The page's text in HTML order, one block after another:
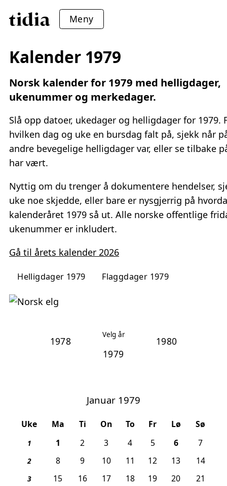
Meny
Kalender 1979
Norsk kalender for 1979 med helligdager,
ukenummer og merkedager.
Slå opp datoer, ukedager og helligdager for 1979.
hvilken dag og uke en bursdag falt på, sjekk når
andre bevegelige helligdager var, eller se tilbake
har vært.
Nyttig om du trenger å dokumentere hendelser,
uke noe skjedde, eller bare er nysgjerrig på
kalenderåret 1979 så ut. Alle norske offentlige
ukenummer er inkludert.
Gå til årets kalender 2026
Helligdager 1979 Flaggdager 1979
1978
Velg år
1980
Januar 1979
Uke Ma Ti On To Fr Lø Sø
1 1 , 1. nyttårsdag
2 3 4 5 6, 7
2 8 9 10 11 12 13 14
3 15 16 17 18 19 20 21